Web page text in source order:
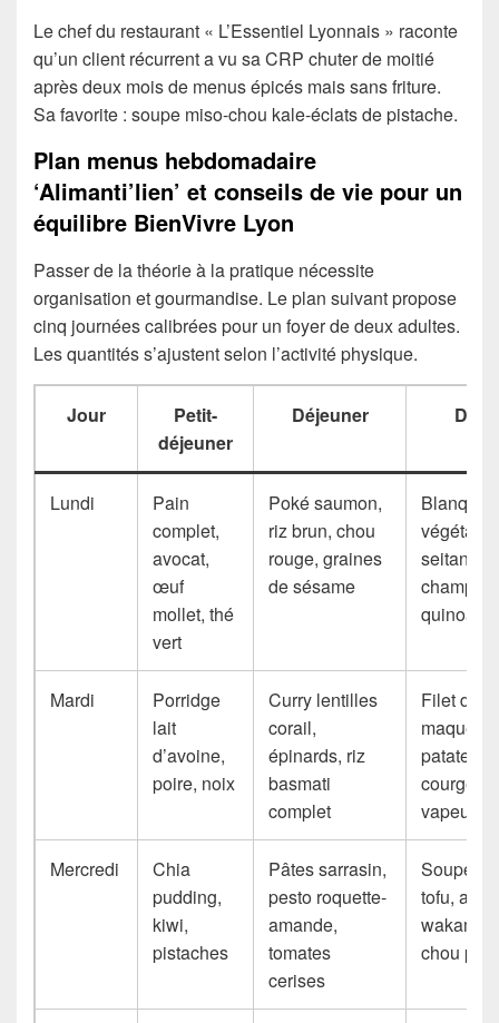
Le chef du restaurant « L’Essentiel Lyonnais » raconte
qu’un client récurrent a vu sa CRP chuter de moitié
après deux mois de menus épicés mais sans friture.
Sa favorite : soupe miso-chou kale-éclats de pistache.
Plan menus hebdomadaire
‘Alimanti’lien’ et conseils de vie pour un
équilibre BienVivre Lyon
Passer de la théorie à la pratique nécessite
organisation et gourmandise. Le plan suivant propose
cinq journées calibrées pour un foyer de deux adultes.
Les quantités s’ajustent selon l’activité physique.
Jour
Petit-
déjeuner
Déjeuner Dîner
Lundi
Pain
complet,
avocat,
œuf
mollet, thé
vert
Poké saumon,
riz brun, chou
rouge, graines
de sésame
végétale
seitan-
quinoa
Mardi
Porridge
lait
d’avoine,
poire, noix
Curry lentilles
corail,
épinards, riz
basmati
complet
Filet de
patate
courgette
vapeur
Mercredi
Chia
pudding,
kiwi,
pistaches
Pâtes sarrasin,
pesto roquette-
amande,
tomates
cerises
Soupe
tofu,
wakame,
chou